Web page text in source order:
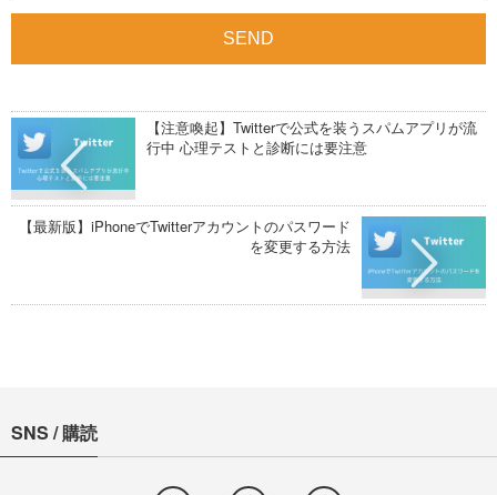
【注意喚起】Twitterで公式を装うスパムアプリが流
行中 心理テストと診断には要注意
【最新版】iPhoneでTwitterアカウントのパスワード
を変更する方法
SNS / 購読